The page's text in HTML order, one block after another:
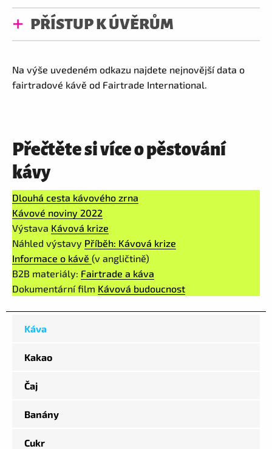
Káva
Kakao
Čaj
Banány
Cukr
PŘÍSTUP K ÚVĚRŮM
Na výše uvedeném odkazu najdete nejnovější data o
fairtradové kávě od Fairtrade International.
Přečtěte si více o pěstování
kávy
Dlouhá cesta kávového zrna
Kávové noviny 2022
Výstava Kávová krize
Náhled výstavy Příběh: Kávová krize
Informace o kávě (v angličtině)
B2B materiály: Fairtrade a káva
Dokumentární film Kávová budoucnost